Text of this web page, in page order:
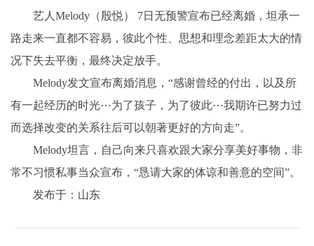
艺人Melody（殷悦） 7日无预警宣布已经离婚，坦承一
路走来一直都不容易，彼此个性、思想和理念差距太大的情
况下失去平衡，最终决定放手。
Melody发文宣布离婚消息，“感谢曾经的付出，以及所
有一起经历的时光⋯为了孩子，为了彼此⋯我期许已努力过
而选择改变的关系往后可以朝著更好的方向走”。
Melody坦言，自己向来只喜欢跟大家分享美好事物，非
常不习惯私事当众宣布，“恳请大家的体谅和善意的空间”。
发布于：山东